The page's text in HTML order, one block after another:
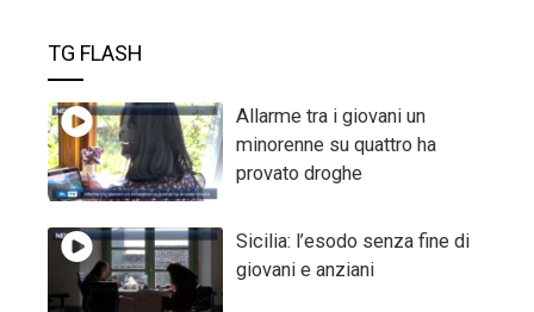
TG FLASH
Allarme tra i giovani un
minorenne su quattro ha
provato droghe
Sicilia: l’esodo senza fine di
giovani e anziani